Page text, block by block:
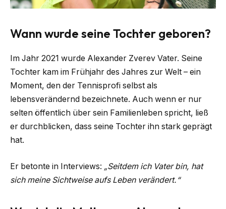
Wann wurde seine Tochter geboren?
Im Jahr 2021 wurde Alexander Zverev Vater. Seine
Tochter kam im Frühjahr des Jahres zur Welt – ein
Moment, den der Tennisprofi selbst als
lebensverändernd bezeichnete. Auch wenn er nur
selten öffentlich über sein Familienleben spricht, ließ
er durchblicken, dass seine Tochter ihn stark geprägt
hat.
Er betonte in Interviews: „Seitdem ich Vater bin, hat
sich meine Sichtweise aufs Leben verändert.“